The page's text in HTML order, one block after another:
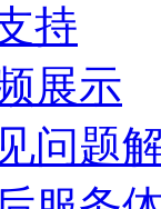
持
展示
问题